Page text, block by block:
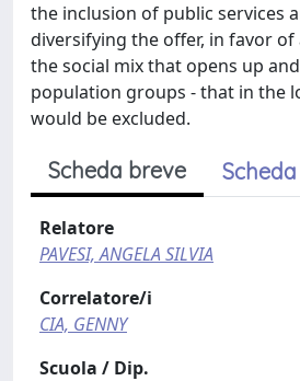
the inclusion of public services
diversifying the offer, in favor
the social mix that opens up
population groups - that in the
would be excluded.
Scheda breve
Relatore
PAVESI, ANGELA SILVIA
Correlatore/i
CIA, GENNY
Scuola / Dip.